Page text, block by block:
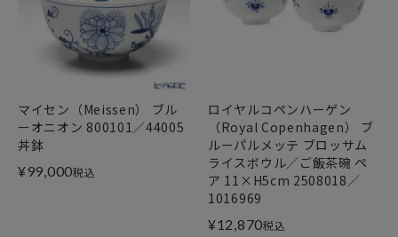
マイセン（Meissen） ブル
ーオニオン 800101／44005
丼鉢
¥99,000税込
ロイヤルコペンハーゲン
（Royal Copenhagen） ブ
ルーパルメッテ ブロッサム
ライスボウル／ご飯茶碗 ペ
ア 11×H5cm 2508018／
1016969
¥12,870税込